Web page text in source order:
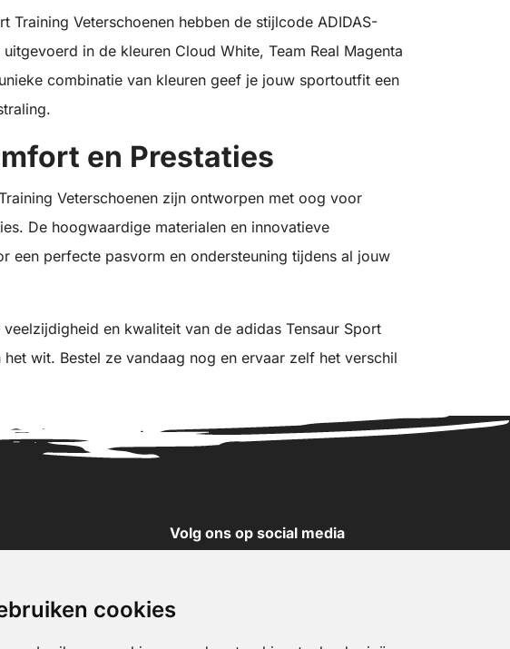
cookies
Training Veterschoenen hebben de stijlcode ADIDAS-
uitgevoerd in de kleuren Cloud White, Team Real Magenta
combinatie van kleuren geef je jouw sportoutfit een
en Prestaties
Veterschoenen zijn ontworpen met oog voor
De hoogwaardige materialen en innovatieve
een perfecte pasvorm en ondersteuning tijdens al jouw
en kwaliteit van de adidas Tensaur Sport
het wit. Bestel ze vandaag nog en ervaar zelf het verschil
sneakers
Volg ons op social media